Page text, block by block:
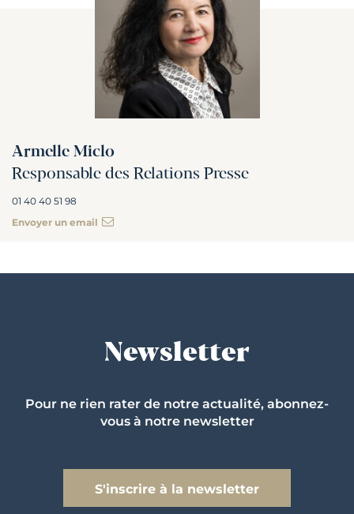
Armelle Miclo
Responsable des Relations Presse
01 40 40 51 98
Envoyer un email
Newsletter
Pour ne rien rater de notre actualité, abonnez-
vous à notre newsletter
S'inscrire à la newsletter